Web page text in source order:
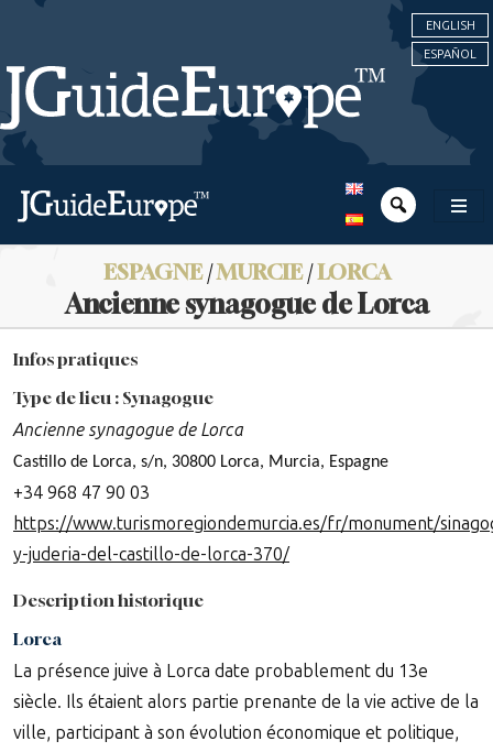
ENGLISH
ESPAÑOL
ESPAGNE/MURCIE/LORCA
Ancienne synagogue de Lorca
Infos pratiques
Type de lieu : Synagogue
Ancienne synagogue de Lorca
Castillo de Lorca, s/n, 30800 Lorca, Murcia, Espagne
+34 968 47 90 03
https://www.turismoregiondemurcia.es/fr/monument/
y-juderia-del-castillo-de-lorca-370/
Description historique
Lorca
La présence juive à Lorca date probablement du 13e
siècle. Ils étaient alors partie prenante de la vie active de la
ville, participant à son évolution économique et politique,